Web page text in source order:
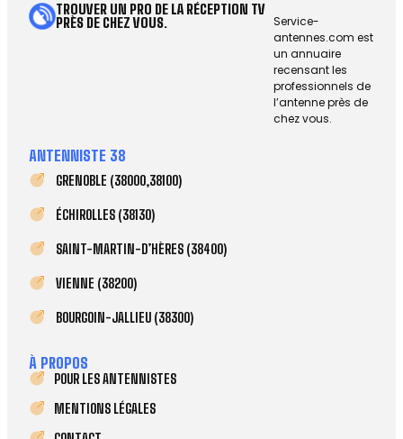
TROUVER UN PRO DE LA RÉCEPTION TV
PRÈS DE CHEZ VOUS.
Service-
antennes.com est
un annuaire
recensant les
professionnels de
l’antenne près de
chez vous.
ANTENNISTE 38
GRENOBLE (38000,38100)
ÉCHIROLLES (38130)
SAINT-MARTIN-D’HÈRES (38400)
VIENNE (38200)
BOURGOIN-JALLIEU (38300)
À PROPOS
POUR LES ANTENNISTES
MENTIONS LÉGALES